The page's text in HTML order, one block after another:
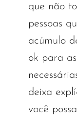
que não
pessoas
acúmulo
ok para
deixa
você